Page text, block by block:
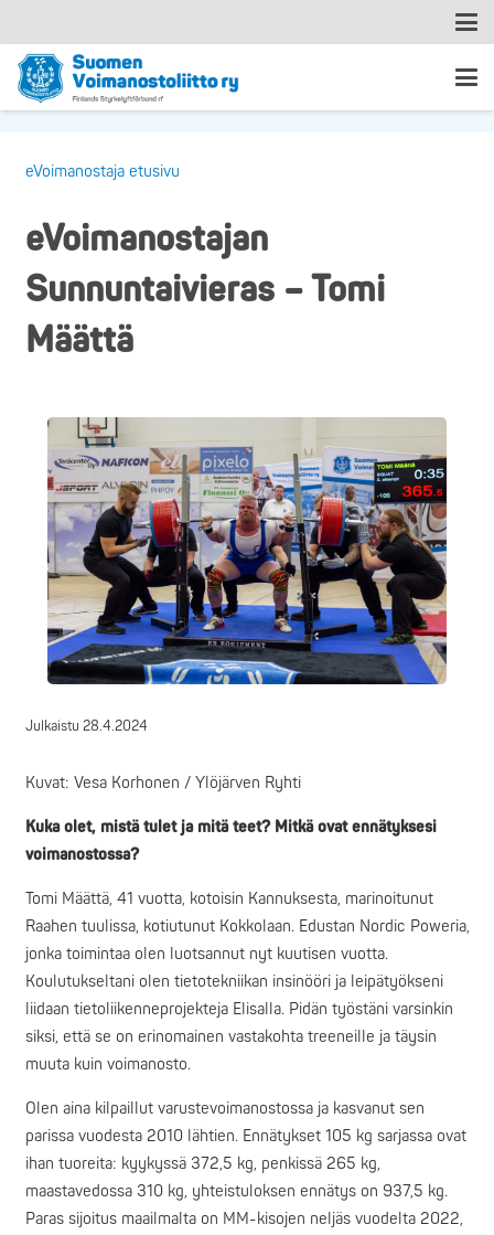
eVoimanostaja etusivu
eVoimanostajan
Sunnuntaivieras – Tomi
Määttä
Julkaistu 28.4.2024
Kuvat: Vesa Korhonen / Ylöjärven Ryhti
Kuka olet, mistä tulet ja mitä teet? Mitkä ovat ennätyksesi
voimanostossa?
Tomi Määttä, 41 vuotta, kotoisin Kannuksesta, marinoitunut
Raahen tuulissa, kotiutunut Kokkolaan. Edustan Nordic Poweria,
jonka toimintaa olen luotsannut nyt kuutisen vuotta.
Koulutukseltani olen tietotekniikan insinööri ja leipätyökseni
liidaan tietoliikenneprojekteja Elisalla. Pidän työstäni varsinkin
siksi, että se on erinomainen vastakohta treeneille ja täysin
muuta kuin voimanosto.
Olen aina kilpaillut varustevoimanostossa ja kasvanut sen
parissa vuodesta 2010 lähtien. Ennätykset 105 kg sarjassa ovat
ihan tuoreita: kyykyssä 372,5 kg, penkissä 265 kg,
maastavedossa 310 kg, yhteistuloksen ennätys on 937,5 kg.
Paras sijoitus maailmalta on MM-kisojen neljäs vuodelta 2022,